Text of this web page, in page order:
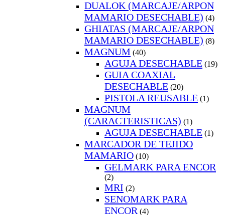
DUALOK (MARCAJE/ARPON
MAMARIO DESECHABLE) (4)
GHIATAS (MARCAJE/ARPON
MAMARIO DESECHABLE) (8)
MAGNUM (40)
AGUJA DESECHABLE (19)
GUIA COAXIAL
DESECHABLE (20)
PISTOLA REUSABLE (1)
MAGNUM
(CARACTERISTICAS) (1)
AGUJA DESECHABLE (1)
MARCADOR DE TEJIDO
MAMARIO (10)
GELMARK PARA ENCOR
(2)
MRI (2)
SENOMARK PARA
ENCOR (4)